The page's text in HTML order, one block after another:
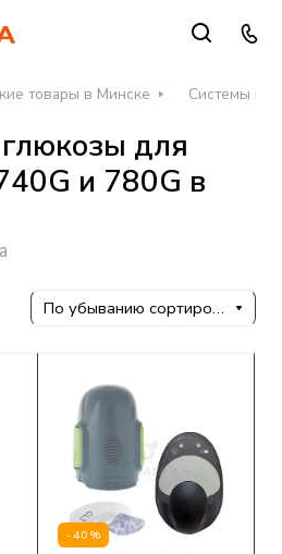
товары в Минске Системы
для
и 780G в
По убыванию сортировки
-40%